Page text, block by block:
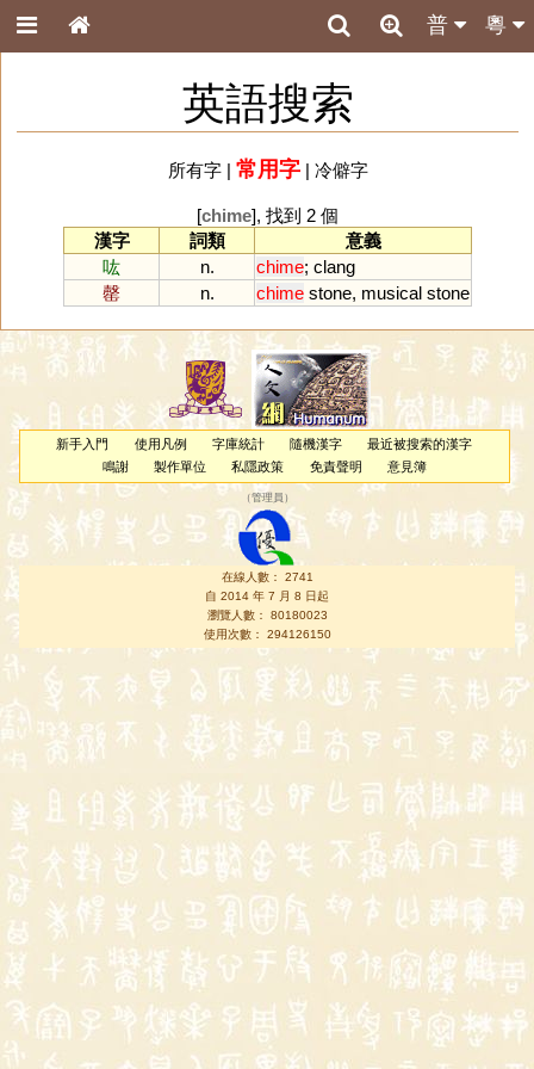
粵
普
英語搜索
所有字| 常用字| 冷僻字
[chime], 找到 2 個
漢字
詞類
意義
吰
n. chime; clang
罄
n. chime stone, musical stone
新手入門 使用凡例 字庫統計 隨機漢字
最近被搜索的漢字
鳴謝
製作單位 私隱政策 免責聲明 意見簿
（管理員 ）
在線人數： 2741
自 2014 年 7 月 8 日起
瀏覽人數： 80180023
使用次數： 294126150